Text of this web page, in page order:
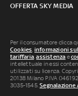
OFFERTA SKY MEDIA
Per il consumatore clicca
Cookies, informazioni
tariffaria,assistenza e
intellettuale in essi
utilizzati su licenza.
20138 Milano P.IVA
3035-1545.Segnalazione